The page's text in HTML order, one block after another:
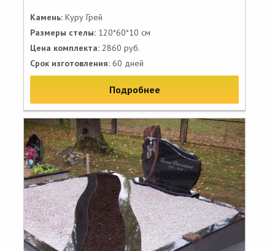
Камень: Куру Грей
Размеры стелы: 120*60*10 см
Цена комплекта: 2860 руб.
Срок изготовления: 60 дней
Подробнее